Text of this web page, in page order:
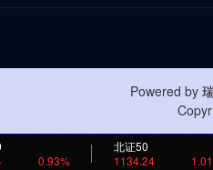
0.93%
北证50
1134.24
Powered by